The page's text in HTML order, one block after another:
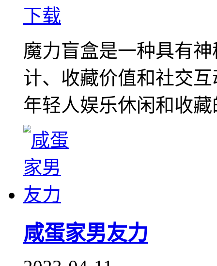
下载
魔力盲盒是一种具有
计、收藏价值和社交
年轻人娱乐休闲和收
咸蛋家男友力